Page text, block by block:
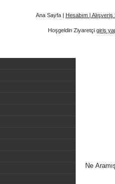
Ana Sayfa | Hesabım | Alışveriş
Hoşgeldin Ziyaretçi giriş